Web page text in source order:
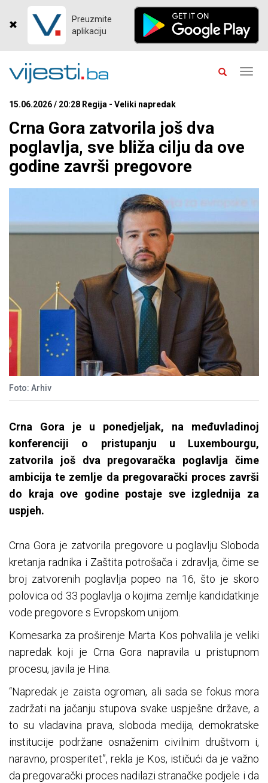
Preuzmite
aplikaciju
15.06.2026 / 20:28 Regija - Veliki napredak
Crna Gora zatvorila još dva
poglavlja, sve bliža cilju da ove
godine završi pregovore
Foto: Arhiv
Crna Gora je u ponedjeljak, na međuvladinoj
konferenciji o pristupanju u Luxembourgu,
zatvorila još dva pregovaračka poglavlja čime
ambicija te zemlje da pregovarački proces završi
do kraja ove godine postaje sve izglednija za
uspjeh.
Crna Gora je zatvorila pregovore u poglavlju Sloboda
kretanja radnika i Zaštita potrošača i zdravlja, čime se
broj zatvorenih poglavlja popeo na 16, što je skoro
polovica od 33 poglavlja o kojima zemlje kandidatkinje
vode pregovore s Evropskom unijom.
Komesarka za proširenje Marta Kos pohvalila je veliki
napredak koji je Crna Gora napravila u pristupnom
procesu, javila je Hina.
“Napredak je zaista ogroman, ali sada se fokus mora
zadržati na jačanju stupova svake uspješne države, a
to su vladavina prava, sloboda medija, demokratske
institucije podržane osnaženim civilnim društvom i,
naravno, prosperitet”, rekla je Kos, ističući da je važno
da pregovarački proces nadilazi stranačke podjele i da